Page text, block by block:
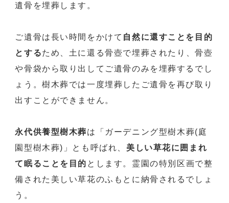
遺骨を埋葬します。
ご遺骨は長い時間をかけて 自然に還すことを目的
とするため、土に還る骨壺で埋葬されたり、骨壺
や骨袋から取り出してご遺骨のみを埋葬するでし
ょう。樹木葬では一度埋葬したご遺骨を再び取り
出すことができません。
永代供養型樹木葬は「ガーデニング型樹木葬(庭
園型樹木葬)」とも呼ばれ、 美しい草花に囲まれ
て眠ることを目的 とします。霊園の特別区画で整
備された美しい草花のふもとに納骨されるでしょ
う。